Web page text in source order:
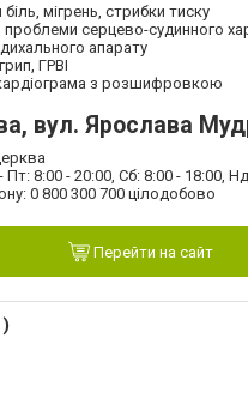
мігрень, стрибки тиску
серцево-судинного
апарату
ГРВІ
з розшифровкою
вул. Ярослава
8:00 - 20:00, Сб: 8:00 - 18:00,
0 800 300 700 цілодобово
Перейти на сайт